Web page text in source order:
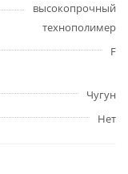
высокопрочный
технополимер
F
Чугун
Нет